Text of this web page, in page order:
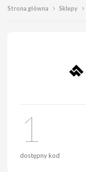
Strona główna Sklepy
1
dostępny kod